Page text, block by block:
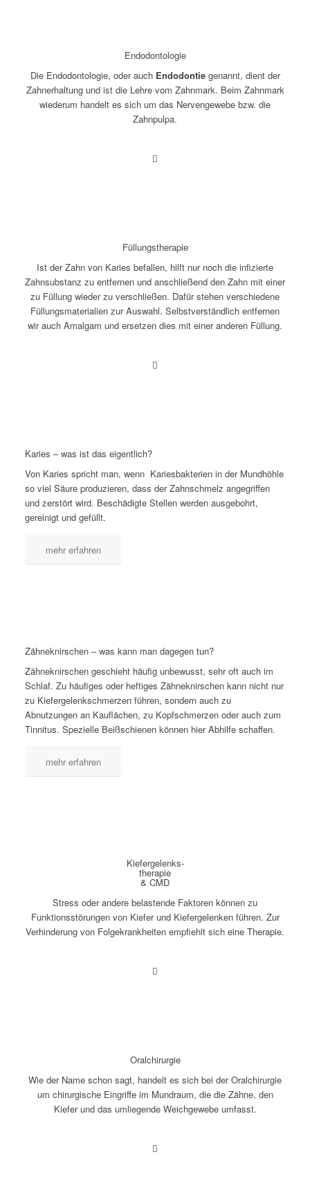
Endodontologie
Die Endodontologie, oder auch Endodontiegenannt, dient der
Zahnerhaltung und ist die Lehre vom Zahnmark. Beim Zahnmark
wiederum handelt es sich um das Nervengewebe bzw. die
Zahnpulpa.
Füllungstherapie
Ist der Zahn von Karies befallen, hilft nur noch die infizierte
Zahnsubstanz zu entfernen und anschließend den Zahn mit einer
zu Füllung wieder zu verschließen. Dafür stehen verschiedene
Füllungsmaterialien zur Auswahl. Selbstverständlich entfernen
wir auch Amalgam und ersetzen dies mit einer anderen Füllung.
Karies – was ist das eigentlich?
Von Karies spricht man, wenn Kariesbakterien in der Mundhöhle
so viel Säure produzieren, dass der Zahnschmelz angegriffen
und zerstört wird. Beschädigte Stellen werden ausgebohrt,
gereinigt und gefüllt.
mehr erfahren
Zähneknirschen – was kann man dagegen tun?
Zähneknirschen geschieht häufig unbewusst, sehr oft auch im
Schlaf. Zu häufiges oder heftiges Zähneknirschen kann nicht nur
zu Kiefergelenkschmerzen führen, sondern auch zu
Abnutzungen an Kauflächen, zu Kopfschmerzen oder auch zum
Tinnitus. Spezielle Beißschienen können hier Abhilfe schaffen.
mehr erfahren
Kiefergelenks-
therapie
& CMD
Stress oder andere belastende Faktoren können zu
Funktionsstörungen von Kiefer und Kiefergelenken führen. Zur
Verhinderung von Folgekrankheiten empfiehlt sich eine Therapie.
Oralchirurgie
Wie der Name schon sagt, handelt es sich bei der Oralchirurgie
um chirurgische Eingriffe im Mundraum, die die Zähne, den
Kiefer und das umliegende Weichgewebe umfasst.